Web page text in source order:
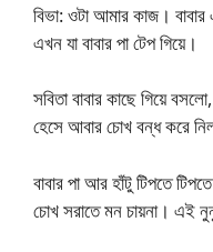
বিভা: ওটা আমার কাজ।
এখন যা বাবার পা টেপ গিয়ে।
সবিতা বাবার কাছে গিয়ে
হেসে আবার চোখ বন্ধ করে
বাবার পা আর হাঁটু টিপতে
চোখ সরাতে মন চায়না। এই